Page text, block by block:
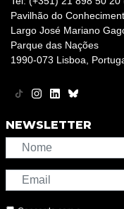
Pavilhão do
Largo José Mariano
Parque das Nações
1990-073 Lisboa,
NEWSLETTER